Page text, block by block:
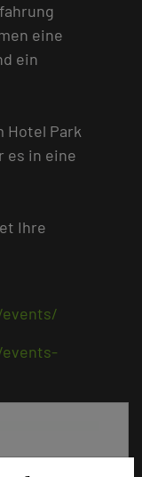
eine
ein
Hotel Park
es in eine
Ihre